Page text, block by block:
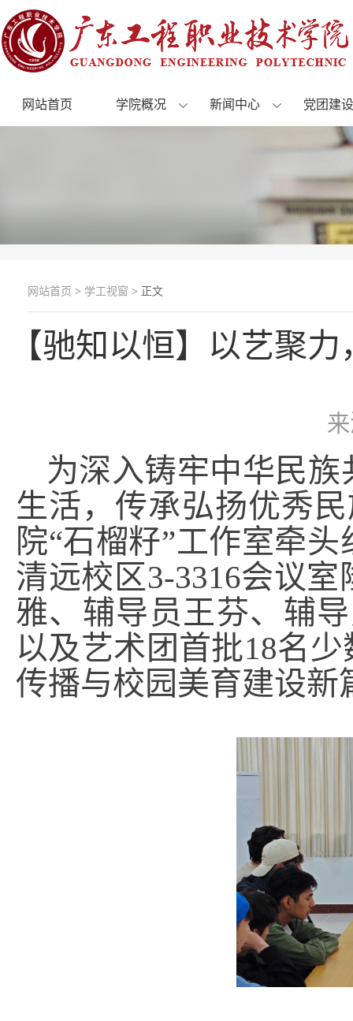
网站首页 学院概况 新闻中心 党团建设
网站首页 > 学工视窗 > 正文
【驰知以恒】以艺聚
为深入铸牢中华民
生活，传承弘扬优秀
院“石榴籽”工作室牵
清远校区3-3316会议
雅、辅导员王芬、辅
以及艺术团首批18名
传播与校园美育建设新